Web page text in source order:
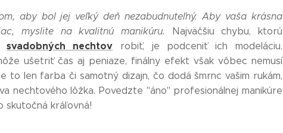
aby bol jej veľký deň nezabudnuteľný. Aby vaša krásna
myslite na kvalitnú manikúru. Najväčšiu chybu, ktorú
svadobných nechtov robiť, je podceniť ich modeláciu.
ušetriť čas aj peniaze, finálny efekt však vôbec nemusí
to len farba či samotný dizajn, čo dodá šmrnc vašim rukám,
nechtového lôžka. Povedzte "áno" profesionálnej manikúre
skutočná kráľovná!